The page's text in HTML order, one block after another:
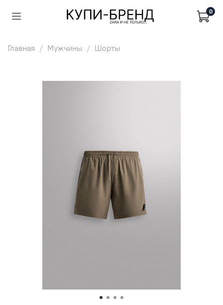
0
Главная Мужчины Шорты